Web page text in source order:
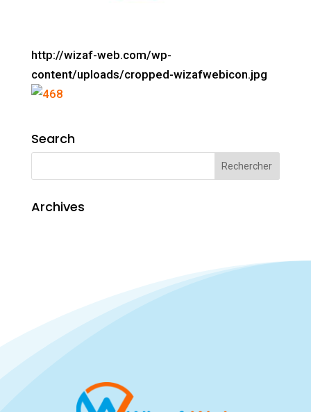
http://wizaf-web.com/wp-
content/uploads/cropped-wizafwebicon.jpg
Search
Archives